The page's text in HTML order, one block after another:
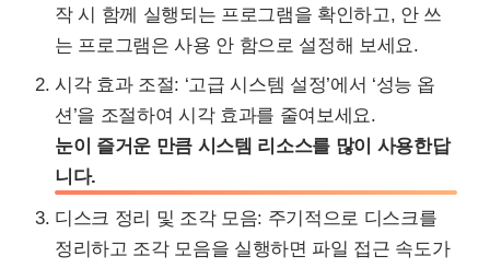
작 시 함께 실행되는 프로그램을 확인하고, 안 쓰
는 프로그램은 사용 안 함으로 설정해 보세요.
시각 효과 조절: ‘고급 시스템 설정’에서 ‘성능 옵
션’을 조절하여 시각 효과를 줄여보세요.
눈이 즐거운 만큼 시스템 리소스를 많이 사용한답
니다.
디스크 정리 및 조각 모음: 주기적으로 디스크를
정리하고 조각 모음을 실행하면 파일 접근 속도가